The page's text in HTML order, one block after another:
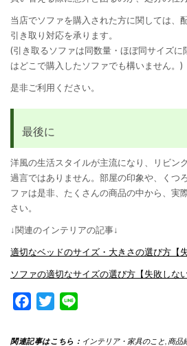
当店でソファを購入された方に関しては、
引き取り対応を承ります。
(引き取るソファは同数量・ほぼ同サイズに
はどこで購入したソファでも構いません。)
是非ご利用ください。
最後に
洋風の生活スタイルが主流になり、リビン
過言ではありません。部屋の印象や、くつ
ファは是非、たくさんの商品の中から、実
さい。
↓関連のインテリアの記事↓
適切なベッドのサイズ・大きさの選び方【
ソファの適切なサイズの選び方【失敗しな
Facebook
Twitter
関連記事はこちら： インテリア・家具のこと 商品